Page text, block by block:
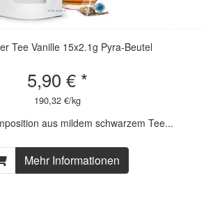
Tee Vanille 15x2.1g Pyra-Beutel
5,90 € *
190,32 €/kg
aus mildem schwarzem Tee...
Mehr Informationen